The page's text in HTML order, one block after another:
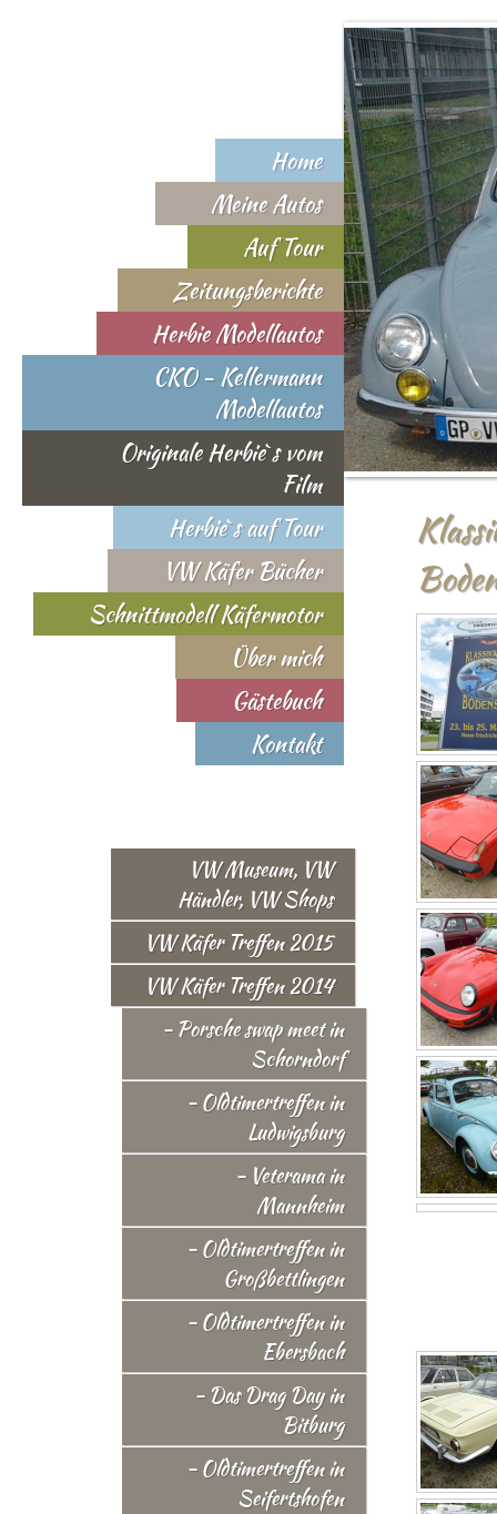
Home
Meine Autos
Auf Tour
Zeitungsberichte
Herbie Modellautos
CKO - Kellermann
Modellautos
Originale Herbie`s vom
Film
Herbie`s auf Tour
VW Käfer Bücher
Schnittmodell Käfermotor
Über mich
Gästebuch
Kontakt
VW Museum, VW
Händler, VW Shops
VW Käfer Treffen 2015
VW Käfer Treffen 2014
- Porsche swap meet in
Schorndorf
- Oldtimertreffen in
Ludwigsburg
- Veterama in
Mannheim
- Oldtimertreffen in
Großbettlingen
- Oldtimertreffen in
Ebersbach
- Das Drag Day in
Bitburg
- Oldtimertreffen in
Seifertshofen